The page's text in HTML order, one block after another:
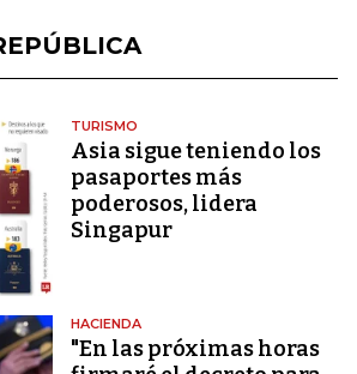
TURISMO
Asia sigue teniendo los
pasaportes más
poderosos, lidera
Singapur
HACIENDA
"En las próximas horas